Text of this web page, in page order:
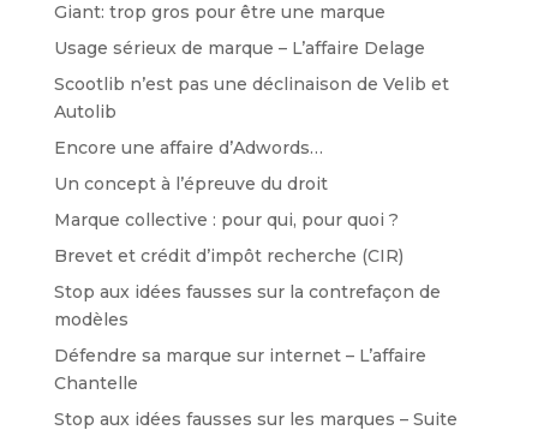
Giant: trop gros pour être une marque
Usage sérieux de marque – L’affaire Delage
Scootlib n’est pas une déclinaison de Velib et
Autolib
Encore une affaire d’Adwords…
Un concept à l’épreuve du droit
Marque collective : pour qui, pour quoi ?
Brevet et crédit d’impôt recherche (CIR)
Stop aux idées fausses sur la contrefaçon de
modèles
Défendre sa marque sur internet – L’affaire
Chantelle
Stop aux idées fausses sur les marques – Suite